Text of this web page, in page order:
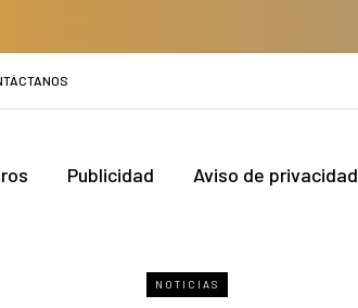
Publicidad Aviso de privacidad
NOTICIAS